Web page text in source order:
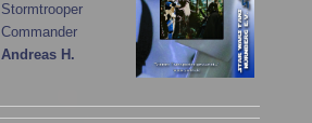
Stormtrooper
Commander
Andreas H.